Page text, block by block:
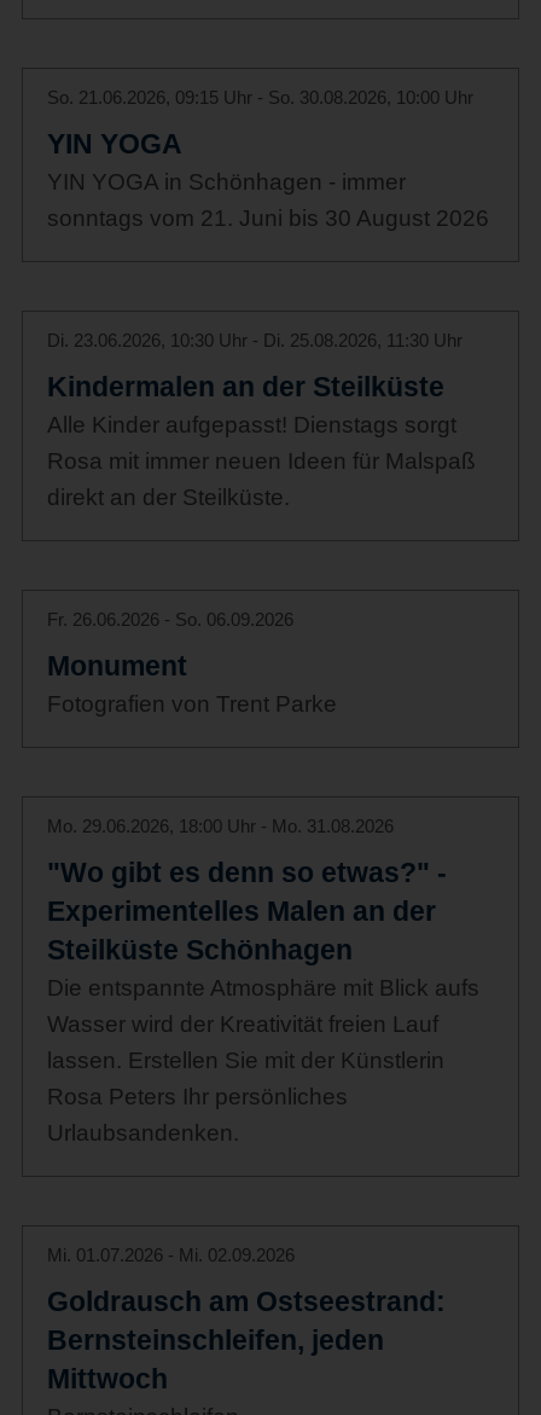
So. 21.06.2026, 09:15 Uhr - So. 30.08.2026, 10:00 Uhr
YIN YOGA
YIN YOGA in Schönhagen - immer
sonntags vom 21. Juni bis 30 August 2026
Di. 23.06.2026, 10:30 Uhr - Di. 25.08.2026, 11:30 Uhr
Kindermalen an der Steilküste
Alle Kinder aufgepasst! Dienstags sorgt
Rosa mit immer neuen Ideen für Malspaß
direkt an der Steilküste.
Fr. 26.06.2026 - So. 06.09.2026
Monument
Fotografien von Trent Parke
Mo. 29.06.2026, 18:00 Uhr - Mo. 31.08.2026
"Wo gibt es denn so etwas?" -
Experimentelles Malen an der
Steilküste Schönhagen
Die entspannte Atmosphäre mit Blick aufs
Wasser wird der Kreativität freien Lauf
lassen. Erstellen Sie mit der Künstlerin
Rosa Peters Ihr persönliches
Urlaubsandenken.
Mi. 01.07.2026 - Mi. 02.09.2026
Goldrausch am Ostseestrand:
Bernsteinschleifen, jeden
Mittwoch